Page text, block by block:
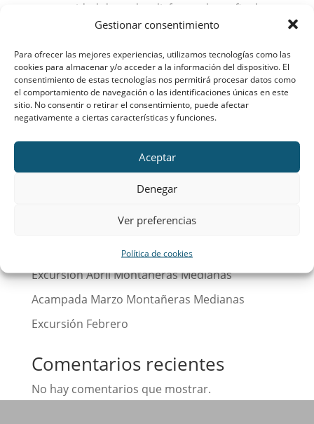
Gestionar consentimiento
Para ofrecer las mejores experiencias, utilizamos tecnologías como las
cookies para almacenar y/o acceder a la información del dispositivo. El
consentimiento de estas tecnologías nos permitirá procesar datos como
el comportamiento de navegación o las identificaciones únicas en este
sitio. No consentir o retirar el consentimiento, puede afectar
negativamente a ciertas características y funciones.
Aceptar
Denegar
Ver preferencias
Política de cookies
oportunidad de poder disfrutar de un fin de
semana de formación en Torrejón de Ardoz
Julio conoció a las misioneras del Mater
Salvatoris. Poco después las Madres recibían
un mensaje del...
Entradas recientes
Excursión Abril Montañeras Medianas
Acampada Marzo Montañeras Medianas
Excursión Febrero
Comentarios recientes
No hay comentarios que mostrar.